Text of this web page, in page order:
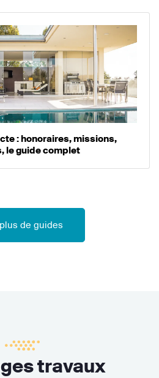
: honoraires, missions,
le guide complet
de guides
travaux